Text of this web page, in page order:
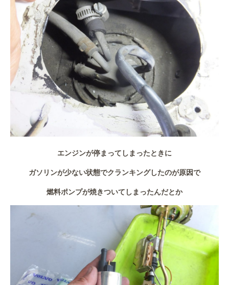
エンジンが停まってしまったときに
ガソリンが少ない状態でクランキングしたのが原因で
燃料ポンプが焼きついてしまったんだとか